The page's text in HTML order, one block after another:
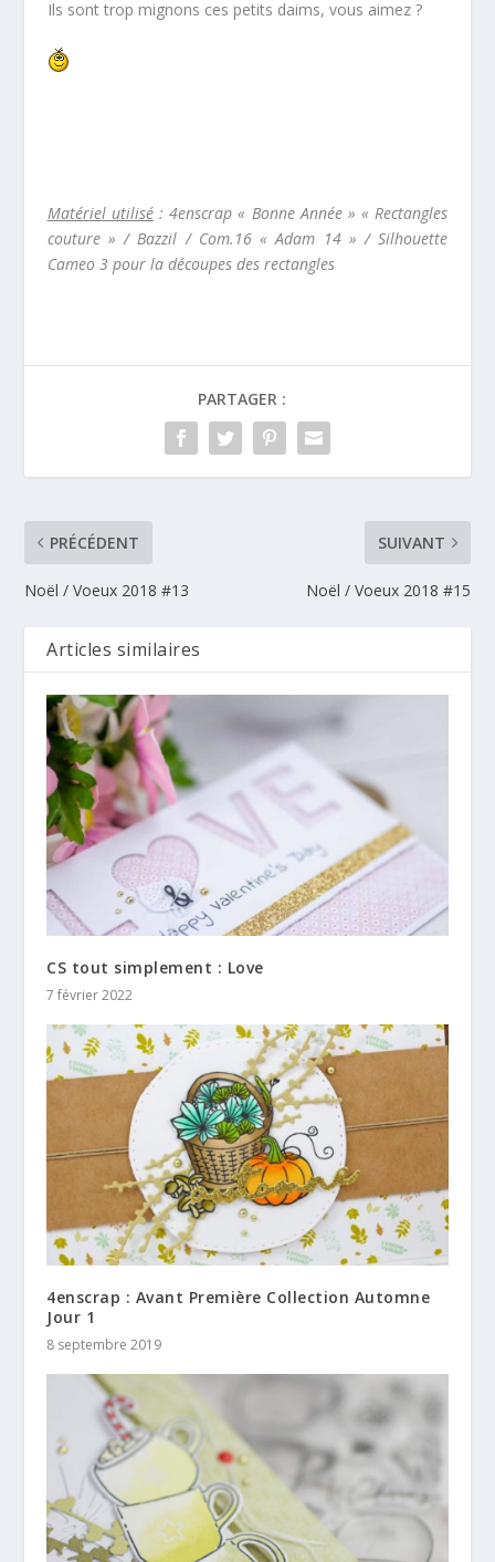
Ils sont trop mignons ces petits daims, vous aimez ?
Matériel utilisé: 4enscrap « Bonne Année » « Rectangles
couture » / Bazzil / Com.16 « Adam 14 » / Silhouette
Cameo 3 pour la découpes des rectangles
PARTAGER :
PRÉCÉDENT
Noël / Voeux 2018 #13
SUIVANT
Noël / Voeux 2018 #15
Articles similaires
CS tout simplement : Love
7 février 2022
4enscrap : Avant Première Collection Automne
Jour 1
8 septembre 2019